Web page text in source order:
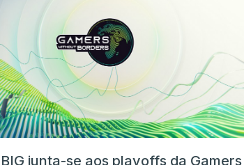
BIG junta-se aos playoffs da Gamers